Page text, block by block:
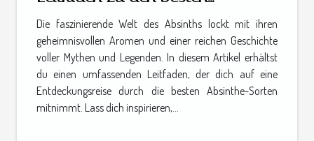
Absinthe-Sorten
Die faszinierende Welt des Absinths lockt mit ihren
geheimnisvollen Aromen und einer reichen Geschichte
voller Mythen und Legenden. In diesem Artikel erhältst
du einen umfassenden Leitfaden, der dich auf eine
Entdeckungsreise durch die besten Absinthe-Sorten
mitnimmt. Lass dich inspirieren,...